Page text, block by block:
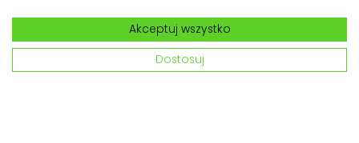
Akceptuj wszystko
Dostosuj